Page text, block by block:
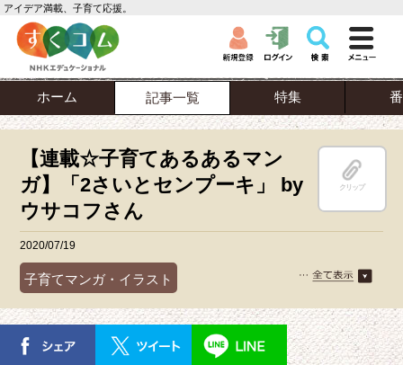
アイデア満載、子育て応援。
ホーム 記事一覧 特集
【連載☆子育てあるあるマン
ガ】「2さいとセンプーキ」 by
ウサコフさん
クリップ
2020/07/19
子育てマンガ・イラスト